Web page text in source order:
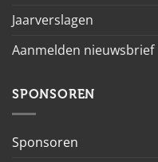
Jaarverslagen
Aanmelden nieuwsbrief
SPONSOREN
Sponsoren